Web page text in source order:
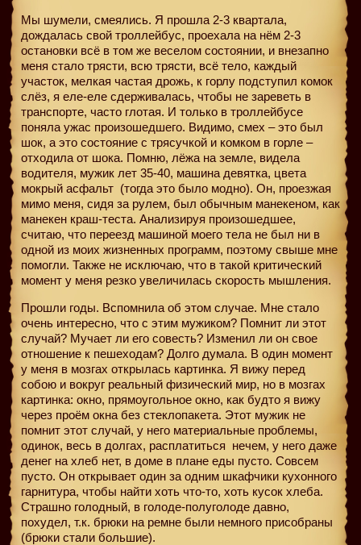
Мы шумели, смеялись. Я прошла 2-3 квартала,
дождалась свой троллейбус, проехала на нём 2-3
остановки всё в том же веселом состоянии, и внезапно
меня стало трясти, всю трясти, всё тело, каждый
участок, мелкая частая дрожь, к горлу подступил комок
слёз, я еле-еле сдерживалась, чтобы не зареветь в
транспорте, часто глотая. И только в троллейбусе
поняла ужас произошедшего. Видимо, смех – это был
шок, а это состояние с трясучкой и комком в горле –
отходила от шока. Помню, лёжа на земле, видела
водителя, мужик лет 35-40, машина девятка, цвета
мокрый асфальт (тогда это было модно). Он, проезжая
мимо меня, сидя за рулем, был обычным манекеном, как
манекен краш-теста. Анализируя произошедшее,
считаю, что переезд машиной моего тела не был ни в
одной из моих жизненных программ, поэтому свыше мне
помогли. Также не исключаю, что в такой критический
момент у меня резко увеличилась скорость мышления.
Прошли годы. Вспомнила об этом случае. Мне стало
очень интересно, что с этим мужиком? Помнит ли этот
случай? Мучает ли его совесть? Изменил ли он свое
отношение к пешеходам? Долго думала. В один момент
у меня в мозгах открылась картинка. Я вижу перед
собою и вокруг реальный физический мир, но в мозгах
картинка: окно, прямоугольное окно, как будто я вижу
через проём окна без стеклопакета. Этот мужик не
помнит этот случай, у него материальные проблемы,
одинок, весь в долгах, расплатиться нечем, у него даже
денег на хлеб нет, в доме в плане еды пусто. Совсем
пусто. Он открывает один за одним шкафчики кухонного
гарнитура, чтобы найти хоть что-то, хоть кусок хлеба.
Страшно голодный, в голоде-полуголоде давно,
похудел, т.к. брюки на ремне были немного присобраны
(брюки стали большие).